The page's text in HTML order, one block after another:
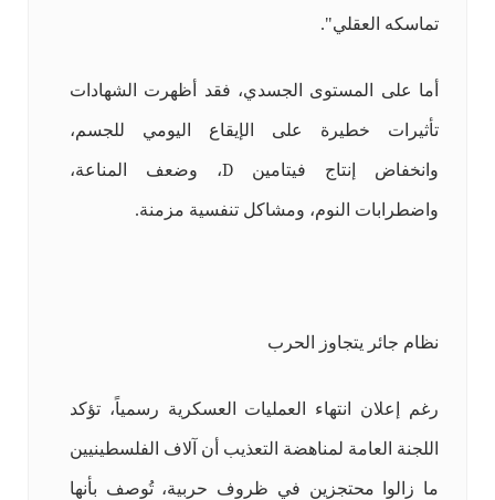
تماسكه العقلي".
أما على المستوى الجسدي، فقد أظهرت الشهادات
تأثيرات خطيرة على الإيقاع اليومي للجسم،
وانخفاض إنتاج فيتامين D، وضعف المناعة،
واضطرابات النوم، ومشاكل تنفسية مزمنة.
نظام جائر يتجاوز الحرب
رغم إعلان انتهاء العمليات العسكرية رسمياً، تؤكد
اللجنة العامة لمناهضة التعذيب أن آلاف الفلسطينيين
ما زالوا محتجزين في ظروف حربية، تُوصف بأنها